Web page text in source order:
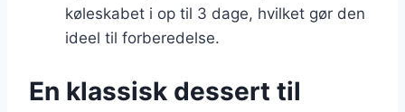
køleskabet i op til 3 dage, hvilket gør den
ideel til forberedelse.
En klassisk dessert til